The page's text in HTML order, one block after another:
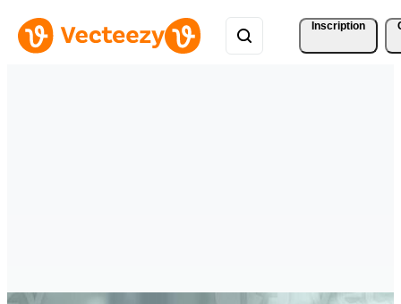
Inscription